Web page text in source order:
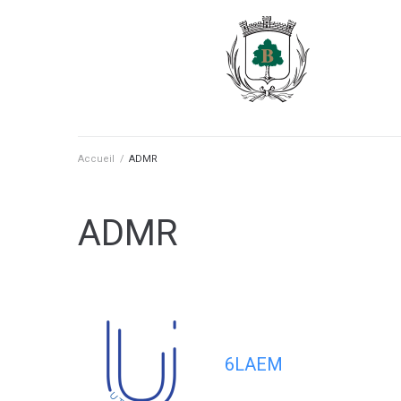
Accueil / ADMR
ADMR
6LAEM